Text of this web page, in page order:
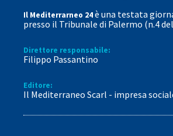
Il Mediterrarneo 24è una testata
presso il Tribunale di Palermo (n.4
Direttore responsabile:
Filippo Passantino
Editore:
Il Mediterraneo Scarl - impresa